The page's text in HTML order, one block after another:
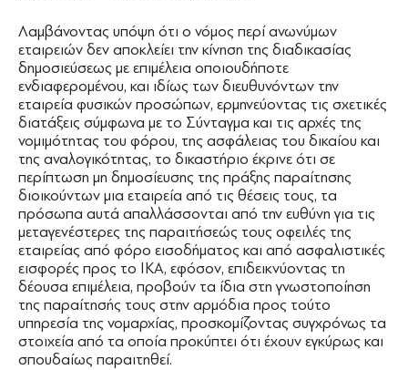
Λαμβάνοντας υπόψη ότι ο νόμος περί ανωνύμων
εταιρειών δεν αποκλείει την κίνηση της διαδικασίας
δημοσιεύσεως με επιμέλεια οποιουδήποτε
ενδιαφερομένου, και ιδίως των διευθυνόντων την
εταιρεία φυσικών προσώπων, ερμηνεύοντας τις σχετικές
διατάξεις σύμφωνα με το Σύνταγμα και τις αρχές της
νομιμότητας του φόρου, της ασφάλειας του δικαίου και
της αναλογικότητας, το δικαστήριο έκρινε ότι σε
περίπτωση μη δημοσίευσης της πράξης παραίτησης
διοικούντων μια εταιρεία από τις θέσεις τους, τα
πρόσωπα αυτά απαλλάσσονται από την ευθύνη για τις
μεταγενέστερες της παραιτήσεώς τους οφειλές της
εταιρείας από φόρο εισοδήματος και από ασφαλιστικές
εισφορές προς το ΙΚΑ, εφόσον, επιδεικνύοντας τη
δέουσα επιμέλεια, προβούν τα ίδια στη γνωστοποίηση
της παραίτησής τους στην αρμόδια προς τούτο
υπηρεσία της νομαρχίας, προσκομίζοντας συγχρόνως τα
στοιχεία από τα οποία προκύπτει ότι έχουν εγκύρως και
σπουδαίως παραιτηθεί.